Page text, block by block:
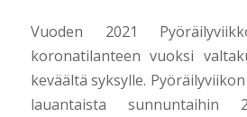
Vuoden 2021
koronatilanteen vuoksi
keväältä syksylle.
lauantaista sunnuntaihin